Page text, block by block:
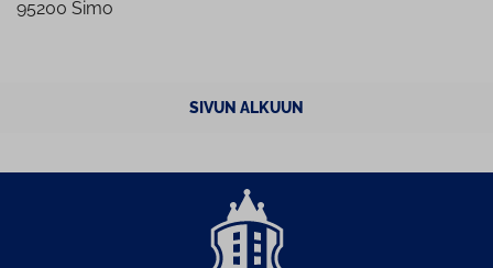
95200 Simo
SIVUN ALKUUN